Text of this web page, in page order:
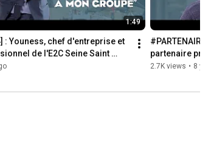
1:49
: Youness, chef d'entreprise et
de l'E2C Seine Saint
partenaire
2.7K views • 8